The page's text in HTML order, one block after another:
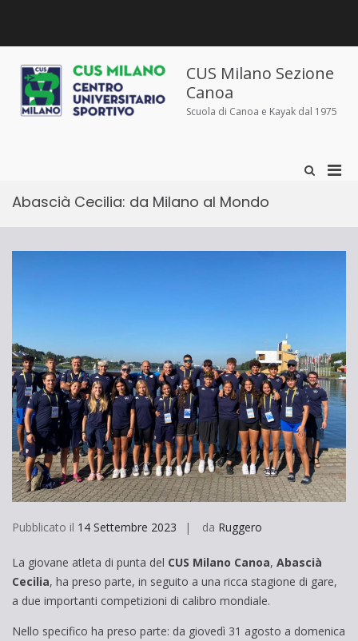
siamo
siamo
e
iscrizioni
sportivo
CUS Milano Sezione
Canoa
Scuola di Canoa e Kayak dal 1975
Mostra
Abascià Cecilia: da Milano al Mondo
Pubblicato il 14 Settembre 2023 da Ruggero
La giovane atleta di punta del CUS Milano Canoa, Abascià
Cecilia, ha preso parte, in seguito a una ricca stagione di gare,
a due importanti competizioni di calibro mondiale.
Nello specifico ha preso parte: da giovedì 31 agosto a domenica